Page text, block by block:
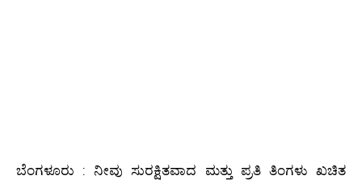
ಬೆಂಗಳೂರು : ನೀವು ಸುರಕ್ಷಿತವಾದ ಮತ್ತು ಪ್ರತಿ ತಿಂಗಳು ಖಚಿತ